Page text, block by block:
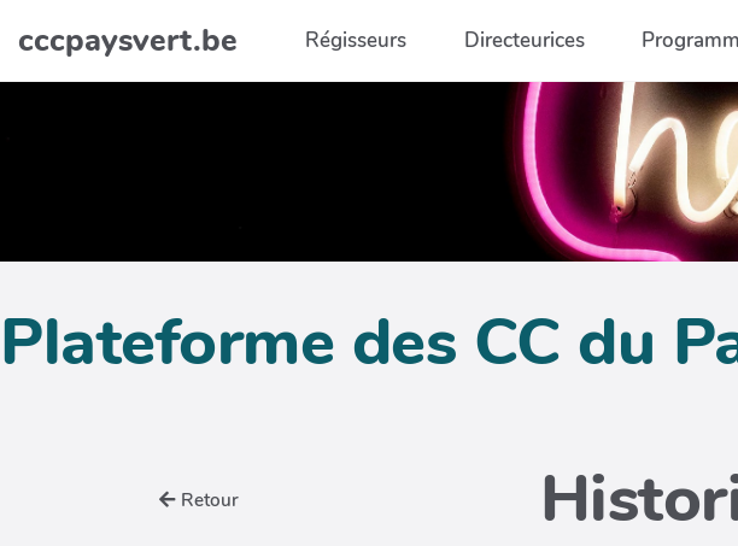
Aller au contenu principal
cccpaysvert.be Régisseurs Directeurices
Plateforme des CC du
Retour